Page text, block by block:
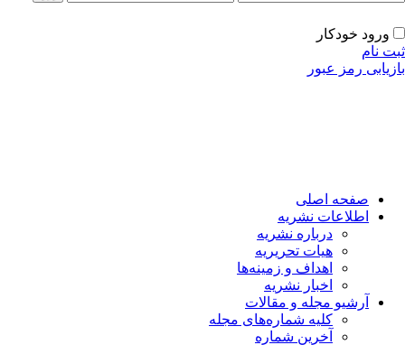
ورود خودکار
نام
رمز عبور
صفحه اصلی
اطلاعات نشریه
درباره نشریه
هیات تحریریه
اهداف و زمینه‌ها
اخبار نشریه
آرشیو مجله و مقالات
کلیه شماره‌های مجله
آخرین شماره